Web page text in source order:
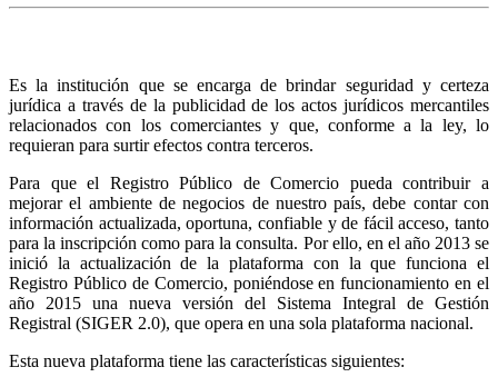
Es la institución que se encarga de brindar seguridad y certeza
jurídica a través de la publicidad de los actos jurídicos mercantiles
relacionados con los comerciantes y que, conforme a la ley, lo
requieran para surtir efectos contra terceros.
Para que el Registro Público de Comercio pueda contribuir a
mejorar el ambiente de negocios de nuestro país, debe contar con
información actualizada, oportuna, confiable y de fácil acceso, tanto
para la inscripción como para la consulta. Por ello, en el año 2013 se
inició la actualización de la plataforma con la que funciona el
Registro Público de Comercio, poniéndose en funcionamiento en el
año 2015 una nueva versión del Sistema Integral de Gestión
Registral (SIGER 2.0), que opera en una sola plataforma nacional.
Esta nueva plataforma tiene las características siguientes: